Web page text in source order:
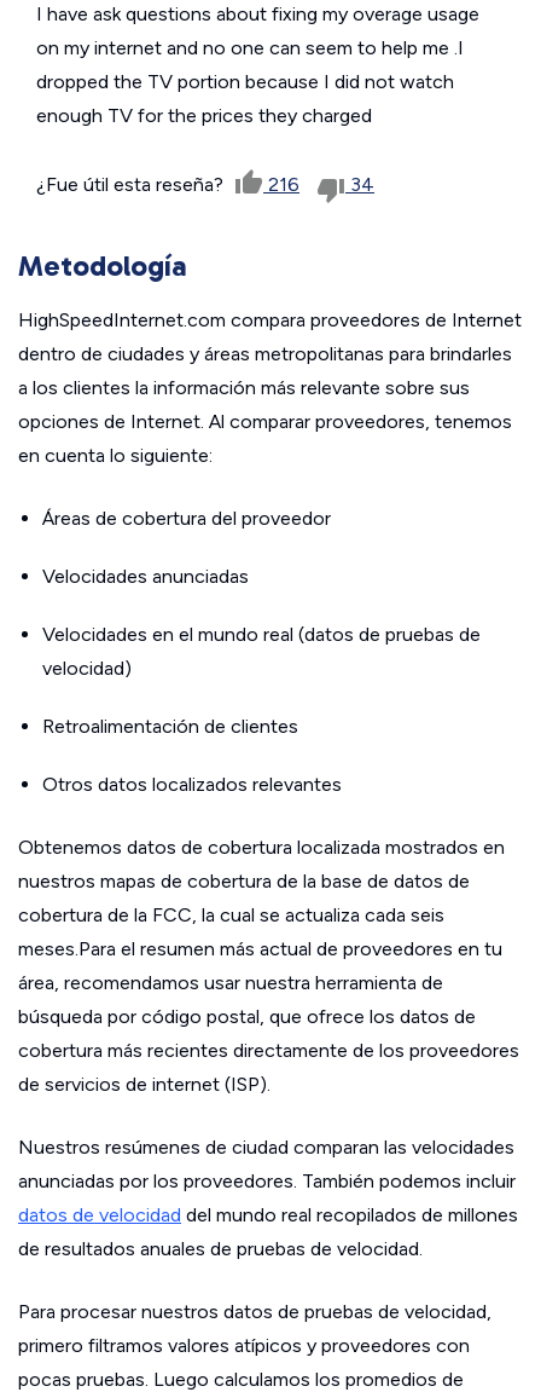
I have ask questions about fixing my overage usage
on my internet and no one can seem to help me .I
dropped the TV portion because I did not watch
enough TV for the prices they charged
¿Fue útil esta reseña? 216 34
Metodología
HighSpeedInternet.com compara proveedores de Internet
dentro de ciudades y áreas metropolitanas para brindarles
a los clientes la información más relevante sobre sus
opciones de Internet. Al comparar proveedores, tenemos
en cuenta lo siguiente:
Áreas de cobertura del proveedor
Velocidades anunciadas
Velocidades en el mundo real (datos de pruebas de
velocidad)
Retroalimentación de clientes
Otros datos localizados relevantes
Obtenemos datos de cobertura localizada mostrados en
nuestros mapas de cobertura de la base de datos de
cobertura de la FCC, la cual se actualiza cada seis
meses.Para el resumen más actual de proveedores en tu
área, recomendamos usar nuestra herramienta de
búsqueda por código postal, que ofrece los datos de
cobertura más recientes directamente de los proveedores
de servicios de internet (ISP).
Nuestros resúmenes de ciudad comparan las velocidades
anunciadas por los proveedores. También podemos incluir
datos de velocidad del mundo real recopilados de millones
de resultados anuales de pruebas de velocidad.
Para procesar nuestros datos de pruebas de velocidad,
primero filtramos valores atípicos y proveedores con
pocas pruebas. Luego calculamos los promedios de